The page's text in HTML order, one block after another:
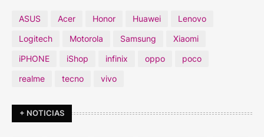
ASUS Acer Honor Huawei
Lenovo
Logitech
Motorola Samsung
Xiaomi
iPHONE
iShop infinix oppo
poco
realme
tecno vivo
+ NOTICIAS